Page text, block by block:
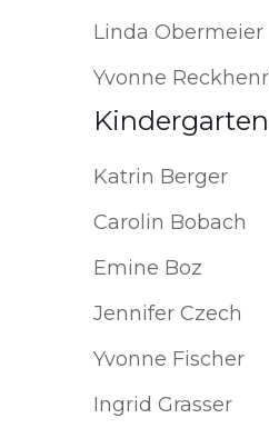
Linda Obermeier
Yvonne
Katrin Berger
Carolin Bobach
Emine Boz
Jennifer Czech
Yvonne Fischer
Ingrid Grasser